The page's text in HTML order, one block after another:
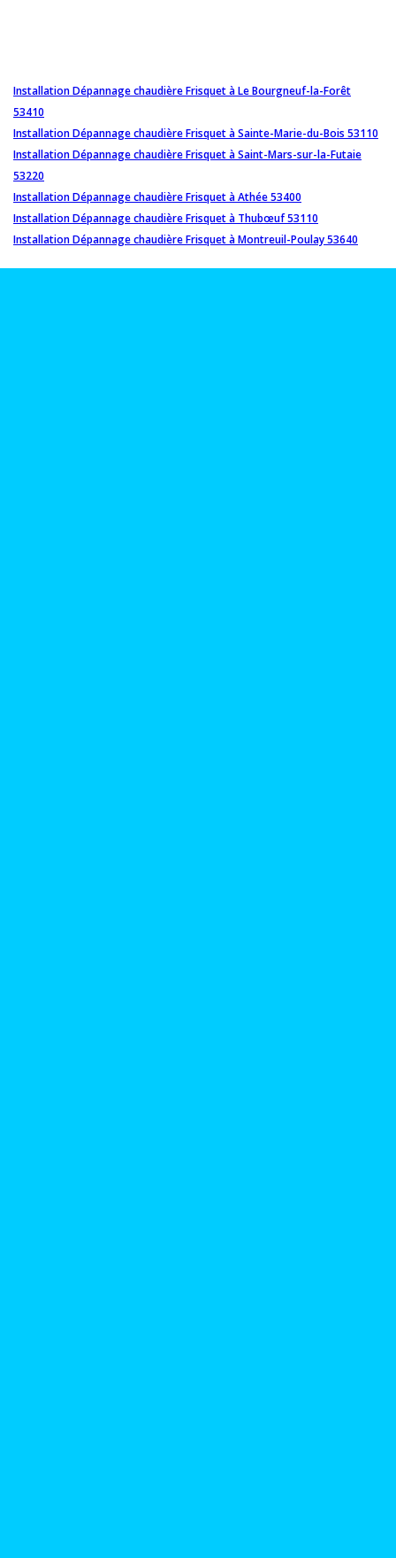
Installation Dépannage chaudière Frisquet à Le Bourgneuf-la-Forêt
53410
Installation Dépannage chaudière Frisquet à Sainte-Marie-du-Bois 53110
Installation Dépannage chaudière Frisquet à Saint-Mars-sur-la-Futaie
53220
Installation Dépannage chaudière Frisquet à Athée 53400
Installation Dépannage chaudière Frisquet à Thubœuf 53110
Installation Dépannage chaudière Frisquet à Montreuil-Poulay 53640